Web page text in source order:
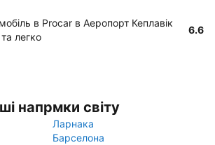
в Procar в Аеропорт Кеплавік
легко
6.6
напрмки світу
Ларнака
Барселона